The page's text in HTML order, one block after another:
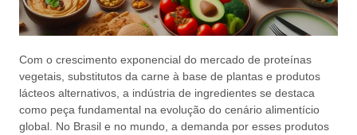
Com o crescimento exponencial do mercado de proteínas
vegetais, substitutos da carne à base de plantas e produtos
lácteos alternativos, a indústria de ingredientes se destaca
como peça fundamental na evolução do cenário alimentício
global. No Brasil e no mundo, a demanda por esses produtos